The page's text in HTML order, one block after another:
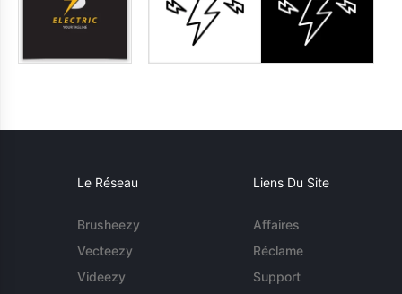
Le Réseau
Brusheezy
Vecteezy
Videezy
Liens Du Site
Affaires
Réclame
Support